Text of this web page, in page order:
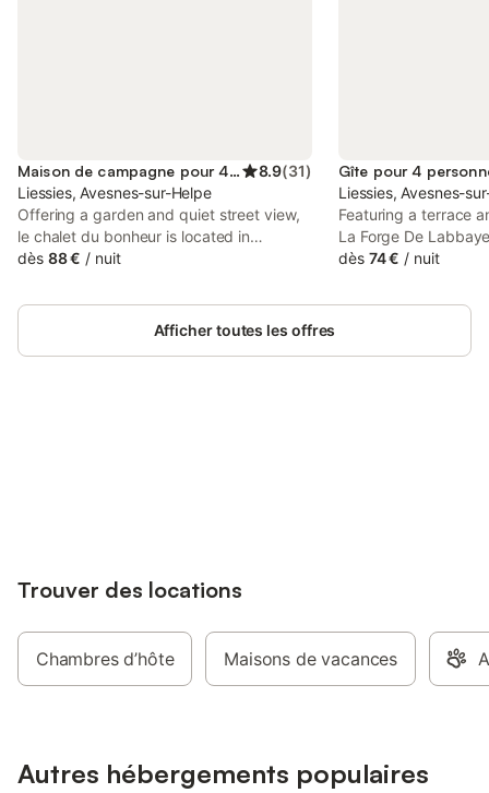
Maison de campagne pour 4 personnes 8.9(31)
Liessies, Avesnes-sur-Helpe
Offering a garden and quiet street view,
le chalet du bonheur is located in
Liessies, 50 km from Charleroi Expo and
available on site at this recently
renovated property.
dès 88 € / nuit
Gîte pour 4
Liessies, Avesnes-
Featuring a terrace
La Forge De
situated in a historic
shared kitchen, this
dès 74 € / nuit
Afficher toutes les offres
Trouver des locations
Chambres d’hôte Maisons de vacances
Autres hébergements populaires